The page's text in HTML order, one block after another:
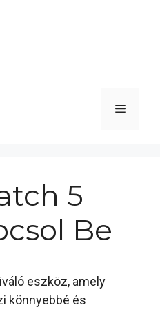
Menü
5
Be
eszköz, amely
könnyebbé és